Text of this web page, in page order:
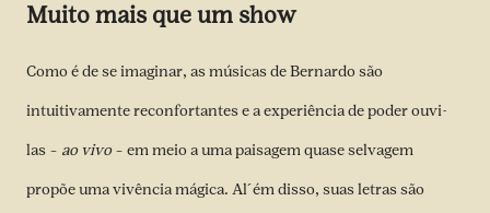
Muito mais que um show
Como é de se imaginar, as músicas de Bernardo são
intuitivamente reconfortantes e a experiência de poder ouvi-
las – ao vivo– em meio a uma paisagem quase selvagem
propõe uma vivência mágica. Al´ém disso, suas letras são